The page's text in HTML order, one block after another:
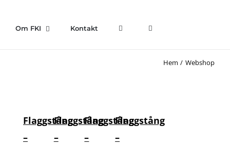
Om FKI Kontakt
Hem Webshop
Flaggstång
–
Flaggstång
–
Flaggstång
–
Flaggstång
–